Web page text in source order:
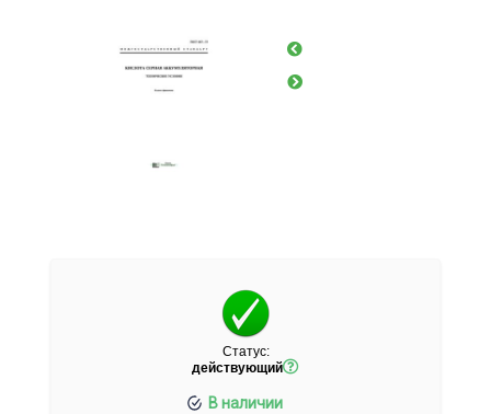
Статус:
действующий
В наличии